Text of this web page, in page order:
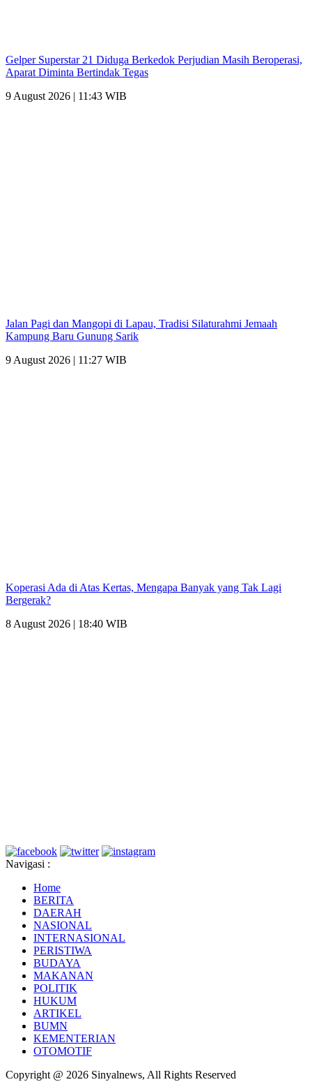
Gelper Superstar 21 Diduga Berkedok Perjudian Masih Beroperasi,
Aparat Diminta Bertindak Tegas
9 August 2026 | 11:43 WIB
Jalan Pagi dan Mangopi di Lapau, Tradisi Silaturahmi Jemaah
Kampung Baru Gunung Sarik
9 August 2026 | 11:27 WIB
Koperasi Ada di Atas Kertas, Mengapa Banyak yang Tak Lagi
Bergerak?
8 August 2026 | 18:40 WIB
Navigasi :
Home
BERITA
DAERAH
NASIONAL
INTERNASIONAL
PERISTIWA
BUDAYA
MAKANAN
POLITIK
HUKUM
ARTIKEL
BUMN
KEMENTERIAN
OTOMOTIF
Copyright @ 2026 Sinyalnews, All Rights Reserved